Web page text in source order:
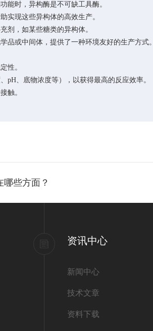
时，异构酶是不可缺工具酶。
现这些异构体的高效生产。
，如某些糖类的异构体。
或中间体，提供了一种环境友好的生产方式。
性。
、底物浓度等），以获得最高的反应效率。
触。
些方面？
资讯中心
新闻中心
技术文章
资料下载